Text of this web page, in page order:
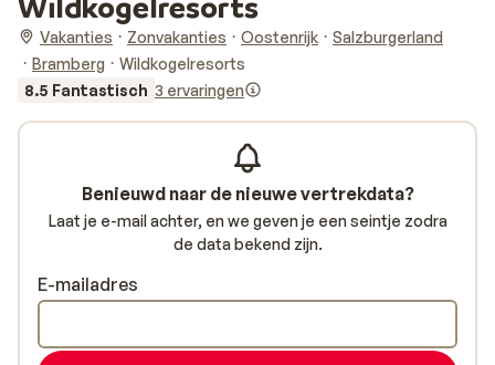
Vakanties Zonvakanties Oostenrijk
Salzburgerland
Bramberg
Wildkogelresorts
8.5 Fantastisch 3 ervaringen
Benieuwd naar de nieuwe vertrekdata?
Laat je e-mail achter, en we geven je een seintje zodra
de data bekend zijn.
E-mailadres